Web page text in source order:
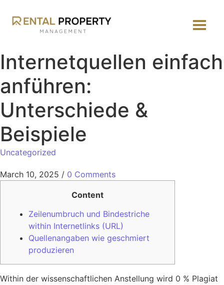
Internetquellen einfach
anführen:
Unterschiede &
Beispiele
Uncategorized
March 10, 2025 / 0 Comments
Content
Zeilenumbruch und Bindestriche
within Internetlinks (URL)
Quellenangaben wie geschmiert
produzieren
Within der wissenschaftlichen Anstellung wird 0 % Plagiat